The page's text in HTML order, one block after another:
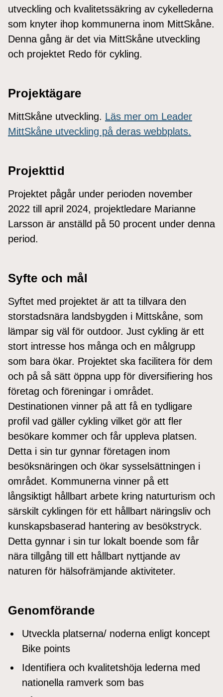
utveckling och kvalitetssäkring av cykellederna
som knyter ihop kommunerna inom MittSkåne.
Denna gång är det via MittSkåne utveckling
och projektet Redo för cykling.
Projektägare
MittSkåne utveckling. Läs mer om Leader
MittSkåne utveckling på deras webbplats.
Projekttid
Projektet pågår under perioden november
2022 till april 2024, projektledare Marianne
Larsson är anställd på 50 procent under denna
period.
Syfte och mål
Syftet med projektet är att ta tillvara den
storstadsnära landsbygden i Mittskåne, som
lämpar sig väl för outdoor. Just cykling är ett
stort intresse hos många och en målgrupp
som bara ökar. Projektet ska facilitera för dem
och på så sätt öppna upp för diversifiering hos
företag och föreningar i området.
Destinationen vinner på att få en tydligare
profil vad gäller cykling vilket gör att fler
besökare kommer och får uppleva platsen.
Detta i sin tur gynnar företagen inom
besöksnäringen och ökar sysselsättningen i
området. Kommunerna vinner på ett
långsiktigt hållbart arbete kring naturturism och
särskilt cyklingen för ett hållbart näringsliv och
kunskapsbaserad hantering av besökstryck.
Detta gynnar i sin tur lokalt boende som får
nära tillgång till ett hållbart nyttjande av
naturen för hälsofrämjande aktiviteter.
Genomförande
Utveckla platserna/ noderna enligt koncept
Bike points
Identifiera och kvalitetshöja lederna med
nationella ramverk som bas